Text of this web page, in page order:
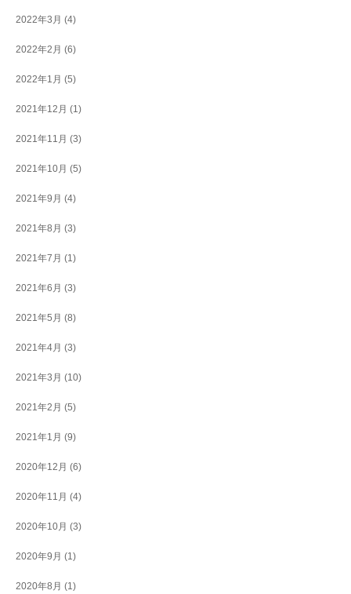
2022年3月 (4)
2022年2月 (6)
2022年1月 (5)
2021年12月 (1)
2021年11月 (3)
2021年10月 (5)
2021年9月 (4)
2021年8月 (3)
2021年7月 (1)
2021年6月 (3)
2021年5月 (8)
2021年4月 (3)
2021年3月 (10)
2021年2月 (5)
2021年1月 (9)
2020年12月 (6)
2020年11月 (4)
2020年10月 (3)
2020年9月 (1)
2020年8月 (1)